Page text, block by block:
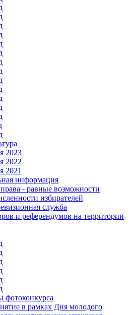
2023
2022
2021
информация
- равные возможности
избирателей
служба
и референдумов на территории
фотоконкурса
в рамках Дня молодого